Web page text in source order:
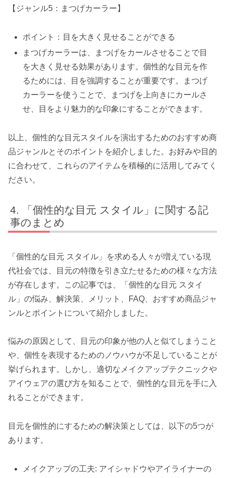
【ジャンル5：まつげカーラー】
ポイント：目を大きく見せることができる
まつげカーラーは、まつげをカールさせることで目
を大きく見せる効果があります。個性的な目元を作
るためには、目を強調することが重要です。まつげ
カーラーを使うことで、まつげを上向きにカールさ
せ、目をより魅力的な印象にすることができます。
以上、個性的な目元スタイルを演出するためのおすすめ商
品ジャンルとそのポイントを紹介しました。お好みや目的
に合わせて、これらのアイテムを積極的に活用してみてく
ださい。
「個性的な目元 スタイル」に関する記
事のまとめ
「個性的な目元 スタイル」を求める人々が増えている現
代社会では、目元の特徴を引き立たせるための様々な方法
が存在します。この記事では、「個性的な目元 スタイ
ル」の悩み、解決策、メリット、FAQ、おすすめ商品ジャ
ンルとポイントについて紹介しました。
悩みの原因として、目元の印象が他の人と似てしまうこと
や、個性を表現するためのノウハウが不足していることが
挙げられます。しかし、適切なメイクアップテクニックや
アイウェアの選び方を知ることで、個性的な目元を手に入
れることができます。
目元を個性的にするための解決策としては、以下の5つが
あります。
メイクアップの工夫: アイシャドウやアイライナーの